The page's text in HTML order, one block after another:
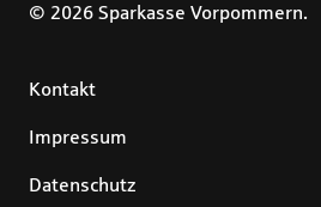
© 2026 Sparkasse Vorpommern.
Kontakt
Impressum
Datenschutz